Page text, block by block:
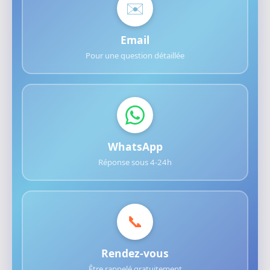
✉️
Email
Pour une question détaillée
WhatsApp
Réponse sous 4-24h
📞
Rendez-vous